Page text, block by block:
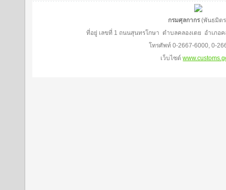
กรมศุลกากร(พันธมิต
ที่อยู่ เลขที่ 1 ถนนสุนทรโกษา ตำบลคลองเตย อำเภอ
โทรศัพท์ 0-2667-6000, 0-
เว็บไซต์